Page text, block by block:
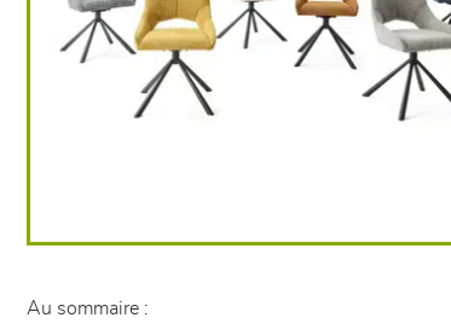
Au sommaire :